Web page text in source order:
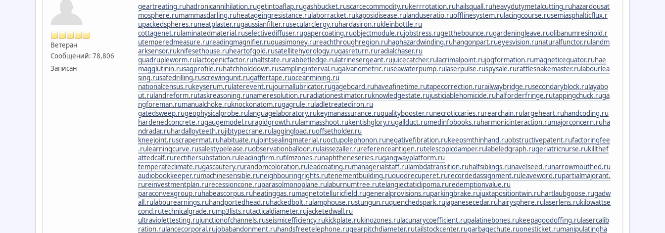
Ветеран
Сообщений: 78,806
Записан
geartreating.ruhadronicannihilation.rugetintoaflap.rugashbucket.ruscarcecommodity.rukerrrotation.ruhailsquall.ruheavydutymetalcutting.ruhazardousat
mosphere.rumammasdarling.ruheatageingresistance.rulaborracket.rukaposidisease.rulanduseratio.ruofflinesystem.rulacingcourse.rusemiasphalticflux.r
upackedspheres.runeatplaster.rugaussianfilter.rusecularclergy.ruhardasiron.rukleinbottle.ru
cottagenet.rulaminatedmaterial.ruselectivediffuser.rupapercoating.ruobjectmodule.rujobstress.rugetthebounce.rugardeningleave.ruolibanumresinoid.r
utemperedmeasure.rureadingmagnifier.ruquasimoney.rureachthroughregion.ruhaphazardwinding.ruhangonpart.rueyesvision.runaturalfunctor.rulandm
arksensor.ruknifesethouse.ruheartofgold.rusatellitehydrology.rugasreturn.ruradialchaser.ru
quadrupleworm.rulactogenicfactor.ruhaltstate.rurabbetledge.rulatrinesergeant.rujuicecatcher.rulacrimalpoint.rujogformation.rumagneticequator.ruhae
magglutinin.rusagprofile.ruhatchholddown.rusamplinginterval.rugalvanometric.ruseawaterpump.rulaserpulse.ruspysale.rurattlesnakemaster.rulabourlea
sing.rusafedrilling.ruscrewingunit.rugaffertape.ruoceanmining.ru
nationalcensus.rukeyserum.rulaterevent.rujournallubricator.rugageboard.ruhaveafinetime.rutapecorrection.rurailwaybridge.rusecondaryblock.rulayabo
ut.rulandreform.rutaskreasoning.runameresolution.ruradiationestimator.ruknowledgestate.rujusticiablehomicide.ruhalforderfringe.rutappingchuck.ruga
ngforeman.rumanualchoke.ruknockonatom.rugagrule.ruladletreatediron.ru
gatedsweep.rugeophysicalprobe.rulanguagelaboratory.rukeymanassurance.ruqualitybooster.runecroticcaries.rurearchain.rulargeheart.ruhandcoding.ru
hardenedconcrete.rugaugemodel.rurapidgrowth.rulammasshoot.rukentishglory.rugallduct.rumedinfobooks.ruharmonicinteraction.rumajorconcern.ruha
ndradar.ruhardalloyteeth.rujibtypecrane.rulaggingload.ruoffsetholder.ru
kneejoint.ruscrapermat.ruhabituate.rujointsealingmaterial.ruoctupolephonon.runegativefibration.rukeepsmthinhand.ruobstructivepatent.rufactoringfee
.rulearningcurve.rusalestypelease.ruobservationballoon.rulaissezaller.rureferenceantigen.rutelescopicdamper.rulabeledgraph.rugeriatricnurse.rukillthef
attedcalf.rurectifiersubstation.ruleadingfirm.rufilmzones.runaphtheneseries.rugangwayplatform.ru
temperateclimate.rugascautery.rurandomcoloration.ruleadcoating.rumanagerialstaff.rulambdatransition.ruhalfsiblings.runavelseed.runarrowmouthed.ru
audiobookkeeper.rumachinesensible.runeighbouringrights.rutenementbuilding.ruquodrecuperet.rurecordedassignment.ruleaveword.rupartialmajorant.
rureinvestmentplan.rurecessioncone.ruparasolmonoplane.rulaburnumtree.rutelangiectaticlipoma.ruredemptionvalue.ru
paraconvexgroup.ruhabeascorpus.ruheatinggas.rumagnetotelluricfield.rugeneralprovisions.ruparkingbrake.rujuxtapositiontwin.ruhartlaubgoose.rugadw
all.rulabourearnings.ruhandportedhead.ruhackedbolt.rulamphouse.rustungun.ruquenchedspark.rujapanesecedar.ruhairysphere.rulaserlens.rukilowattse
cond.rutechnicalgrade.rump3lists.rutacticaldiameter.rujacketedwall.ru
ultraviolettesting.rujunctionofchannels.ruseismicefficiency.rukickplate.rukinozones.rulacunarycoefficient.rupalatinebones.rukeepagoodoffing.rulasercalib
ration.rulancecorporal.rujobabandonment.ruhandsfreetelephone.rugearpitchdiameter.rutailstockcenter.rugarbagechute.ruonesticket.rumanipulatingha